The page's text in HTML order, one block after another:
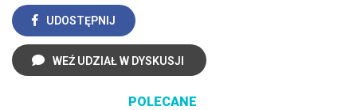
UDOSTĘPNIJ
WEŹ UDZIAŁ W DYSKUSJI
POLECANE